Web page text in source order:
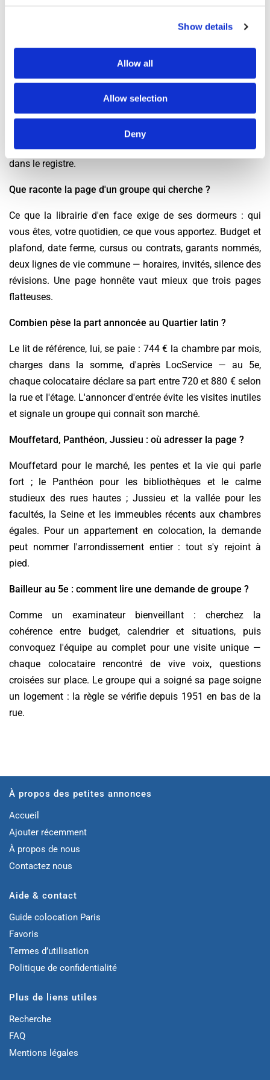
Show details
Allow all
Allow selection
Deny
À sortir de la cohue : quand sept à dix candidatures se
disputent chaque chambre, le réflexe des bailleurs est de ne
plus rien publier et de choisir au calme. Les appartements à
partager du Quartier latin se donnent alors à ceux qui se
sont fait connaître — la demande affichée est votre page
dans le registre.
Que raconte la page d'un groupe qui cherche ?
Ce que la librairie d'en face exige de ses dormeurs : qui
vous êtes, votre quotidien, ce que vous apportez. Budget et
plafond, date ferme, cursus ou contrats, garants nommés,
deux lignes de vie commune — horaires, invités, silence des
révisions. Une page honnête vaut mieux que trois pages
flatteuses.
Combien pèse la part annoncée au Quartier latin ?
Le lit de référence, lui, se paie : 744 € la chambre par mois,
charges dans la somme, d'après LocService — au 5e,
chaque colocataire déclare sa part entre 720 et 880 € selon
la rue et l'étage. L'annoncer d'entrée évite les visites inutiles
et signale un groupe qui connaît son marché.
Mouffetard, Panthéon, Jussieu : où adresser la page ?
Mouffetard pour le marché, les pentes et la vie qui parle
fort ; le Panthéon pour les bibliothèques et le calme
studieux des rues hautes ; Jussieu et la vallée pour les
facultés, la Seine et les immeubles récents aux chambres
égales. Pour un appartement en colocation, la demande
peut nommer l'arrondissement entier : tout s'y rejoint à
pied.
Bailleur au 5e : comment lire une demande de groupe ?
Comme un examinateur bienveillant : cherchez la
cohérence entre budget, calendrier et situations, puis
convoquez l'équipe au complet pour une visite unique —
chaque colocataire rencontré de vive voix, questions
croisées sur place. Le groupe qui a soigné sa page soigne
un logement : la règle se vérifie depuis 1951 en bas de la
rue.
À propos des petites annonces
Accueil
Ajouter récemment
À propos de nous
Contactez nous
Aide & contact
Guide colocation Paris
Favoris
Termes d’utilisation
Politique de confidentialité
Plus de liens utiles
Recherche
FAQ
Mentions légales